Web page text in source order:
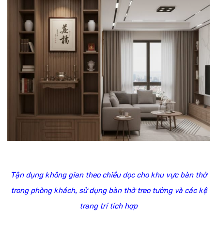
Tận dụng không gian theo chiều dọc cho khu vực bàn thờ
trong phòng khách, sử dụng bàn thờ treo tường và các kệ
trang trí tích hợp